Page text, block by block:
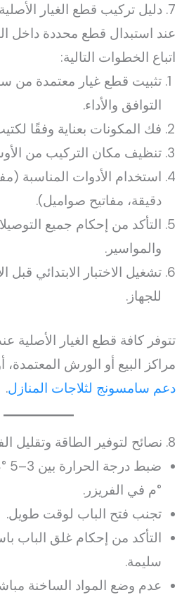
7. دليل تركيب قطع الغيار الأصلية
عند استبدال قطع محددة داخل
اتباع الخطوات التالية:
تثبيت قطع غيار معتمدة من
التوافق والأداء.
فك المكونات بعناية وفقًا
تنظيف مكان التركيب من
استخدام الأدوات المناسبة
دقيقة، مفاتيح صواميل).
التأكد من إحكام جميع
والمواسير.
تشغيل الاختبار الابتدائي قبل
للجهاز.
تتوفر كافة قطع الغيار الأصلية
مراكز البيع أو الورش
دعم سامسونج لثلاجات المنازل.
8. نصائح لتوفير الطاقة وتقليل الفاتورة
°م في الفريزر.
تجنب فتح الباب لوقت طويل.
التأكد من إحكام غلق الباب
سليمة.
عدم وضع المواد الساخنة